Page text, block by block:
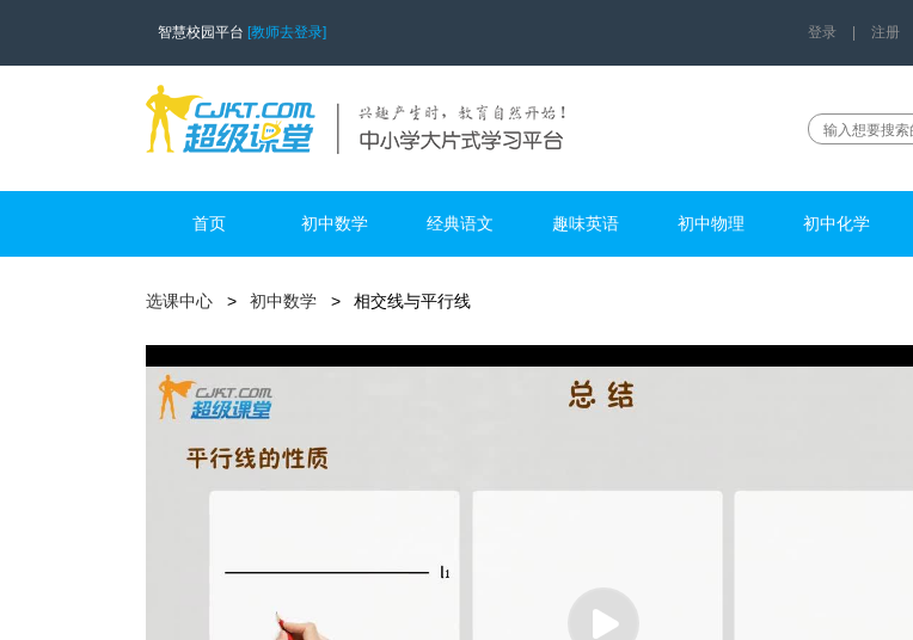
智慧校园平台 [教师去登录] 登录 注册
首页 初中数学 经典语文 趣味英语 初中物理 初中化学
选课中心 初中数学 相交线与平行线